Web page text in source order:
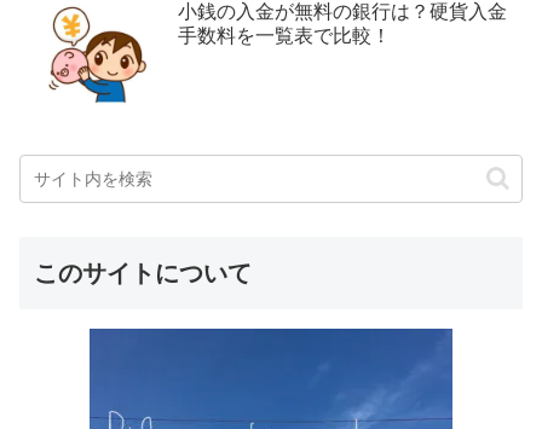
小銭の入金が無料の銀行は？硬貨入金
手数料を一覧表で比較！
このサイトについて